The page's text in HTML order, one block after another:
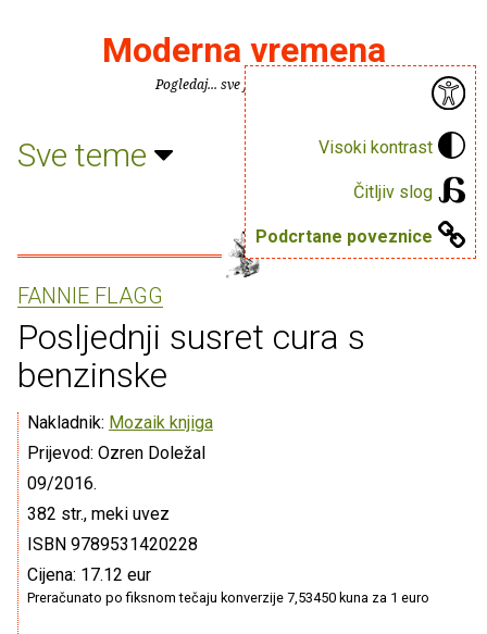
Visoki kontrast
Čitljiv slog
Podcrtane poveznice
Moderna vremena
Pogledaj... sve je puno knjiga.
Sve teme
FANNIE FLAGG
Posljednji susret cura s
benzinske
Nakladnik: Mozaik knjiga
Prijevod: Ozren Doležal
09/2016.
382 str., meki uvez
ISBN 9789531420228
Cijena: 17.12 eur
Preračunato po fiksnom tečaju konverzije 7,53450 kuna za 1 euro